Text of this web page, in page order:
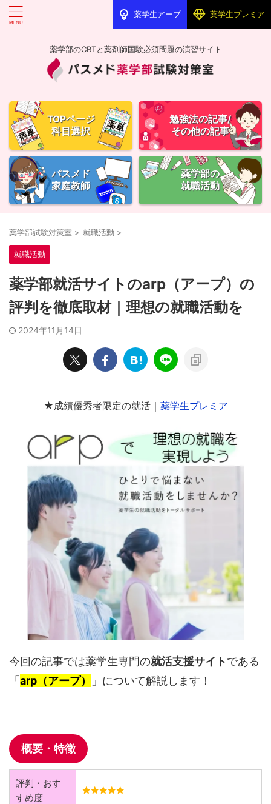
薬学生アープ 薬学生プレミア
薬学部のCBTと薬剤師国験必須問題の演習サイト
TOPページ
科目選択
勉強法の記事/
その他の記事
パスメド
家庭教師
薬学部の
就職活動
薬学部試験対策室 > 就職活動 >
就職活動
薬学部就活サイトのarp（アープ）の
評判を徹底取材｜理想の就職活動を
2024年11月14日
★成績優秀者限定の就活｜ 薬学生プレミア
今回の記事では薬学生専門の就活支援サイトである
「arp（アープ） 」について解説します！
概要・特徴
評判・おす
すめ度